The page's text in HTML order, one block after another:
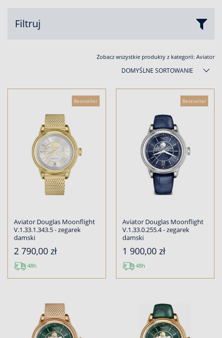
Filtruj
Zobacz wszystkie produkty z kategorii: Aviator
DOMYŚLNE SORTOWANIE
Bestseller
Aviator Douglas Moonflight
V.1.33.1.343.5 - zegarek
damski
2 790,00 zł
48h
Bestseller
Aviator Douglas Moonflight
V.1.33.0.255.4 - zegarek
damski
1 900,00 zł
48h